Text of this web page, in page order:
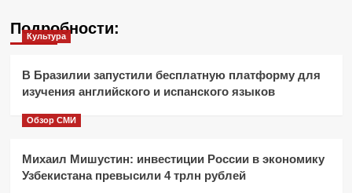
Подробности:
Культура
В Бразилии запустили бесплатную платформу для
изучения английского и испанского языков
Обзор СМИ
Михаил Мишустин: инвестиции России в экономику
Узбекистана превысили 4 трлн рублей